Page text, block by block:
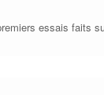
essais faits